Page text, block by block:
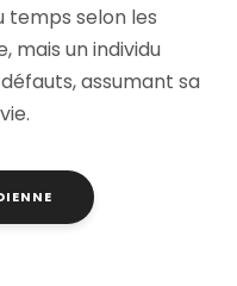
temps selon les
mais un individu
assumant sa